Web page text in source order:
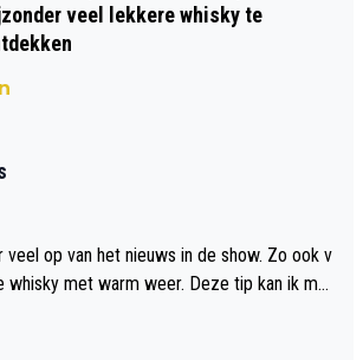
veel lekkere whisky te
op van het nieuws in de show. Zo ook v
whisky met warm weer. Deze tip kan ik met